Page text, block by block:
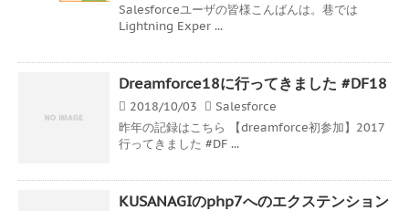
Salesforceユーザの皆様こんばんは。巷では
Lightning Exper ...
Dreamforce18に行ってきました #DF18
2018/10/03
Salesforce
昨年の記録はこちら 【dreamforce初参加】2017
行ってきました #DF ...
KUSANAGIのphp7へのエクステンション